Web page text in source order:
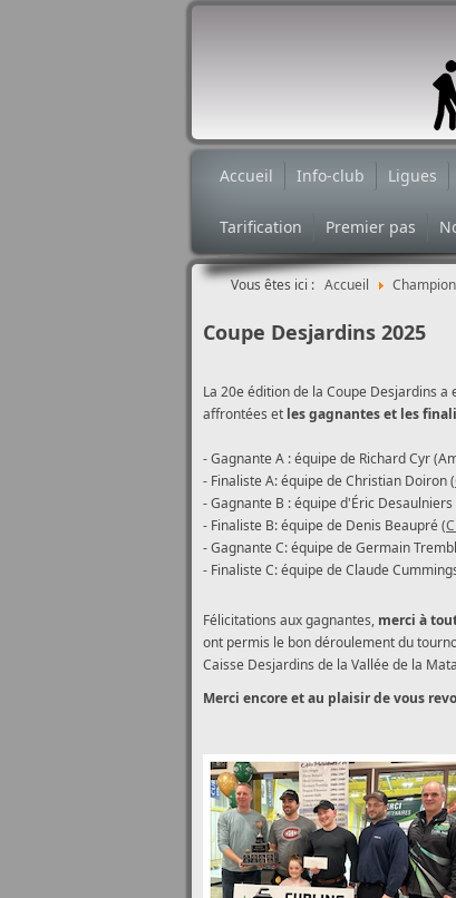
Accueil Info-club Ligues
Tarification Premier pas
Vous êtes ici : Accueil
Coupe Desjardins 2025
La 20e édition de la Coupe Desjardins
affrontées et les gagnantes et les
- Gagnante A : équipe de Richard Cyr
- Finaliste A: équipe de Christian Doiron (
- Gagnante B : équipe d'Éric Desaulniers
- Finaliste B: équipe de Denis Beaupré (
- Gagnante C: équipe de Germain
- Finaliste C: équipe de Claude
Félicitations aux gagnantes, merci à
ont permis le bon déroulement du
Caisse Desjardins de la Vallée de la
Merci encore et au plaisir de vous